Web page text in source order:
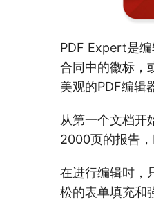
PDF Expert是
合同中的徽标，
美观的PDF编辑
从第一个文档开
2000页的报告
在进行编辑时，
松的表单填充和